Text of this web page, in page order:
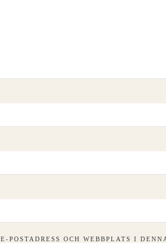
POSTADRESS OCH WEBBPLATS I